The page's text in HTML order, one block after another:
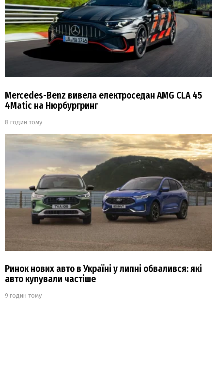
Mercedes-Benz вивела електроседан AMG CLA 45
4Matic на Нюрбургринг
8 годин тому
Ринок нових авто в Україні у липні обвалився: які
авто купували частіше
9 годин тому